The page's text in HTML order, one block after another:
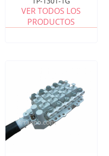
grasa
VER TODOS LOS
PRODUCTOS